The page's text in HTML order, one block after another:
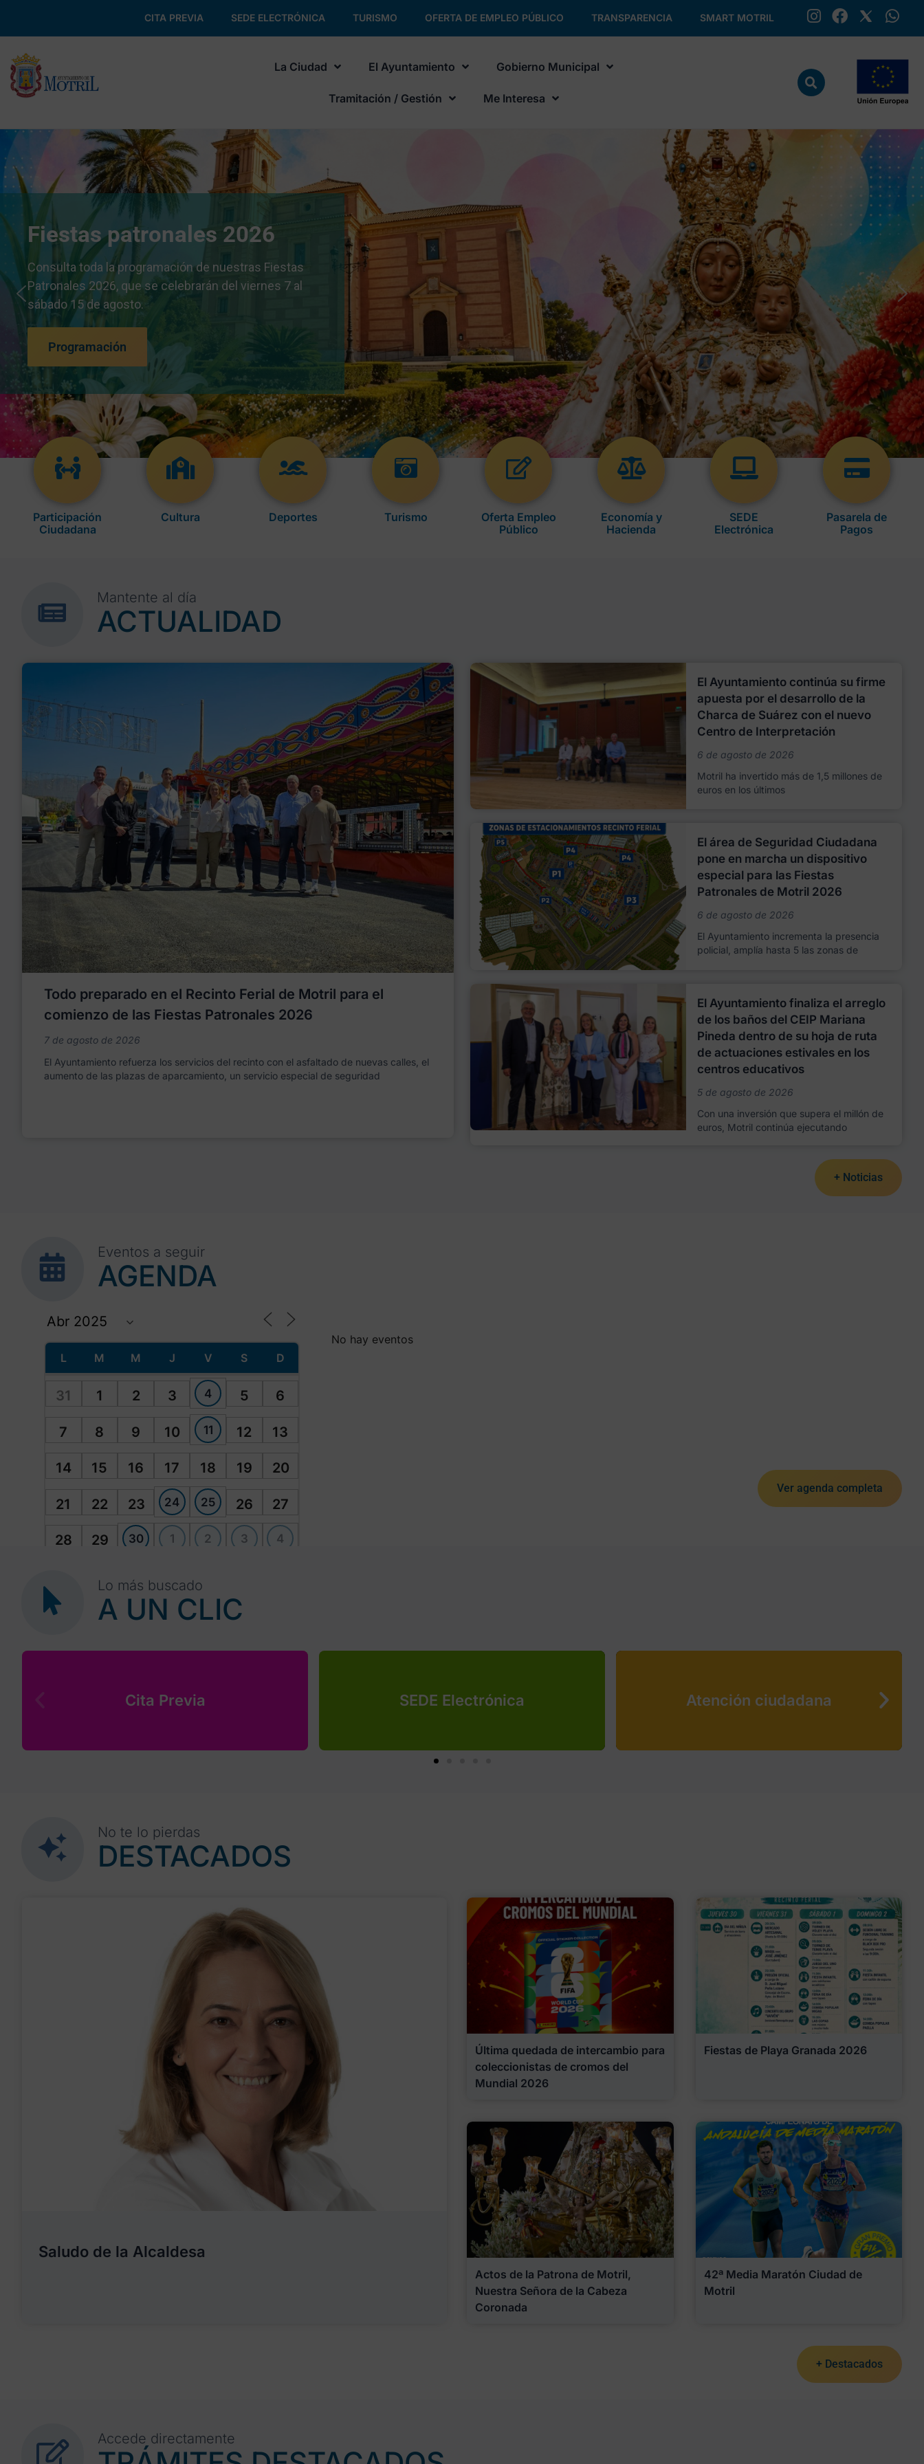
CITA PREVIA SEDE ELECTRÓNICA TURISMO OFERTA DE EMPLEO PÚBLICO TRANSPARENCIA SMART MOTRIL
La Ciudad El Ayuntamiento Gobierno Municipal
Tramitación / Gestión Me Interesa
Fiestas patronales 2026
Consulta toda la programación de nuestras Fiestas
Patronales 2026, que se celebrarán del viernes 7 al
sábado 15 de agosto.
Programación
Participación
Ciudadana
Cultura Deportes Turismo
Oferta Empleo
Público
Economía y
Hacienda
SEDE
Electrónica
Pasarela de
Pagos
Mantente al día
ACTUALIDAD
Todo preparado en el Recinto Ferial de Motril para el
comienzo de las Fiestas Patronales 2026
7 de agosto de 2026
El Ayuntamiento refuerza los servicios del recinto con el asfaltado de nuevas calles, el
aumento de las plazas de aparcamiento, un servicio especial de seguridad
El Ayuntamiento continúa su firme
apuesta por el desarrollo de la
Charca de Suárez con el nuevo
Centro de Interpretación
6 de agosto de 2026
Motril ha invertido más de 1,5 millones de
euros en los últimos
El área de Seguridad Ciudadana
pone en marcha un dispositivo
especial para las Fiestas
Patronales de Motril 2026
6 de agosto de 2026
El Ayuntamiento incrementa la presencia
policial, amplía hasta 5 las zonas de
El Ayuntamiento finaliza el arreglo
de los baños del CEIP Mariana
Pineda dentro de su hoja de ruta
de actuaciones estivales en los
centros educativos
5 de agosto de 2026
Con una inversión que supera el millón de
euros, Motril continúa ejecutando
+ Noticias
Eventos a seguir
AGENDA
L M M J V S D
31 1 2 3 4 5 6
7 8 9 10 11 12 13
14 15 16 17 18 19 20
21 22 23 24 25 26 27
28 29 30 1 2 3 4
No hay eventos
Ver agenda completa
Lo más buscado
A UN CLIC
Cita Previa SEDE Electrónica Atención ciudadana
No te lo pierdas
DESTACADOS
Saludo de la Alcaldesa
Última quedada de intercambio para
coleccionistas de cromos del
Mundial 2026
Fiestas de Playa Granada 2026
Actos de la Patrona de Motril,
Nuestra Señora de la Cabeza
Coronada
42ª Media Maratón Ciudad de
Motril
+ Destacados
Accede directamente